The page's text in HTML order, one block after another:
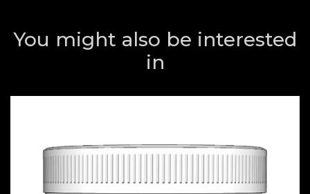
You might also be interested
in